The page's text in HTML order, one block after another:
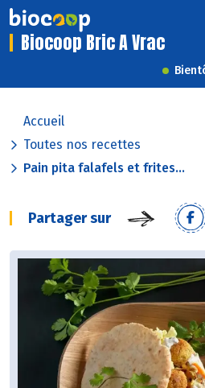
Biocoop Bric A Vrac
Accueil
Toutes nos recettes
Pain pita falafels et frites...
Partager sur